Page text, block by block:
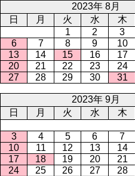
2023年 8月
日
月 火 水 木
1
2 3
6
7 8 9 10
13
14 15 16 17
20
21 22 23 24
27
28 29 30 31
2023年 9月
日
月 火 水 木
3
4 5 6 7
10
11 12 13 14
17
18 19 20 21
24
25 26 27 28